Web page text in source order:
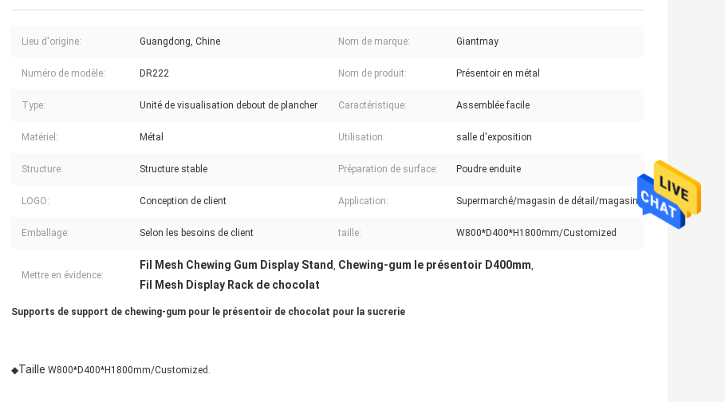
Lieu d'origine: Guangdong, Chine Nom de marque: Giantmay
Numéro de modèle: DR222 Nom de produit: Présentoir en métal
Type: Unité de visualisation debout de plancher Caractéristique: Assemblée facile
Matériel: Métal Utilisation: salle d'exposition
Structure: Structure stable Préparation de surface: Poudre enduite
LOGO: Conception de client Application: Supermarché/magasin de détail/magasin
Emballage: Selon les besoins de client taille: W800*D400*H1800mm/Customized
Mettre en évidence:
Fil Mesh Chewing Gum Display Stand, Chewing-gum le présentoir D400mm,
Fil Mesh Display Rack de chocolat
Supports de support de chewing-gum pour le présentoir de chocolat pour la sucrerie
◆Taille W800*D400*H1800mm/Customized.